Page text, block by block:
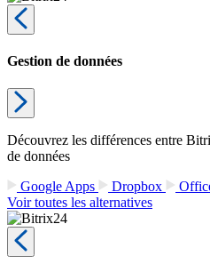
Gestion de données
Découvrez les différences entre
de données
Google Apps
Dropbox
Voir toutes les alternatives